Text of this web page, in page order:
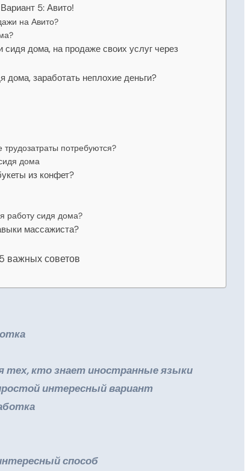
5: Авито!
на Авито?
сидя дома, на продаже своих услуг через
дома, заработать неплохие деньги?
трудозатраты потребуются?
дома
из конфет?
работу сидя дома?
массажиста?
важных советов
тех, кто знает иностранные языки
интересный вариант
способ